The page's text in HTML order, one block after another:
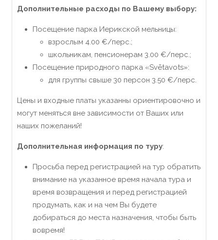
Дополнительные расходы по Вашему выбору:
Посещение парка Иерикской мельницы:
взрослым 4.00 €/перс.;
школьникам, пенсионерам 3.00 €/перс.;
Посещение природного парка «‎Svētavots»:
для группы свыше 30 персон 3.50 €/перс.
Цены и входные платы указанны ориентировочно и
могут меняться вне зависимости от Ваших или
наших пожеланий!
Дополнительная информация по туру:
Просьба перед регистрацией на тур обратить
внимание на указанное время начала тура и
время возвращения и перед регистрацией
продумать, как и на чем Вы будете
добираться до места назначения, чтобы быть
вовремя!